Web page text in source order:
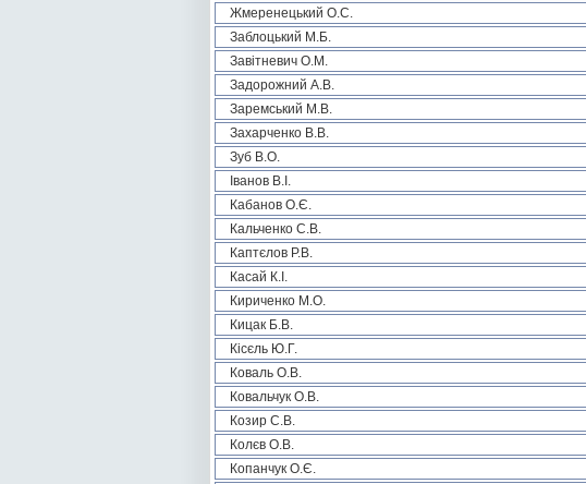
Жмеренецький О.С.
Заблоцький М.Б.
Завітневич О.М.
Задорожний А.В.
Заремський М.В.
Захарченко В.В.
Зуб В.О.
Іванов В.І.
Кабанов О.Є.
Кальченко С.В.
Каптєлов Р.В.
Касай К.І.
Кириченко М.О.
Кицак Б.В.
Кісєль Ю.Г.
Коваль О.В.
Ковальчук О.В.
Козир С.В.
Колєв О.В.
Копанчук О.Є.